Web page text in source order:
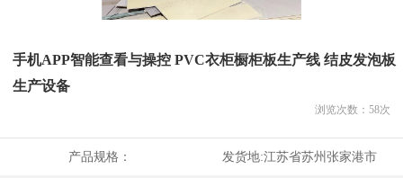
手机APP智能查看与操控 PVC衣柜橱柜板生产线 结皮发泡板
生产设备
浏览次数： 58次
产品规格： 发货地:江苏省苏州张家港市